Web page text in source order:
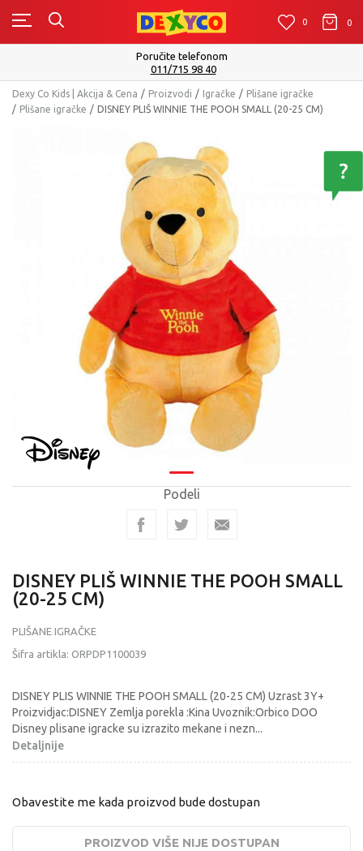
0 0 0
Isporuku možete očekivati u
Dexy Co Kids | Akcija & Cena Proizvodi Igračke
Plišane igračke
Plišane igračke
DISNEY PLIŠ WINNIE THE POOH SMALL (20-25 CM)
Podeli
DISNEY PLIŠ WINNIE THE POOH SMALL
(20-25 CM)
PLIŠANE IGRAČKE
Šifra artikla: ORPDP1100039
DISNEY PLIS WINNIE THE POOH SMALL (20-25 CM) Uzrast 3Y+
Proizvidjac:DISNEY Zemlja porekla :Kina Uvoznik:Orbico DOO
Disney plisane igracke su izrazito mekane i nezn...
Detaljnije
Obavestite me kada proizvod bude dostupan
PROIZVOD VIŠE NIJE DOSTUPAN